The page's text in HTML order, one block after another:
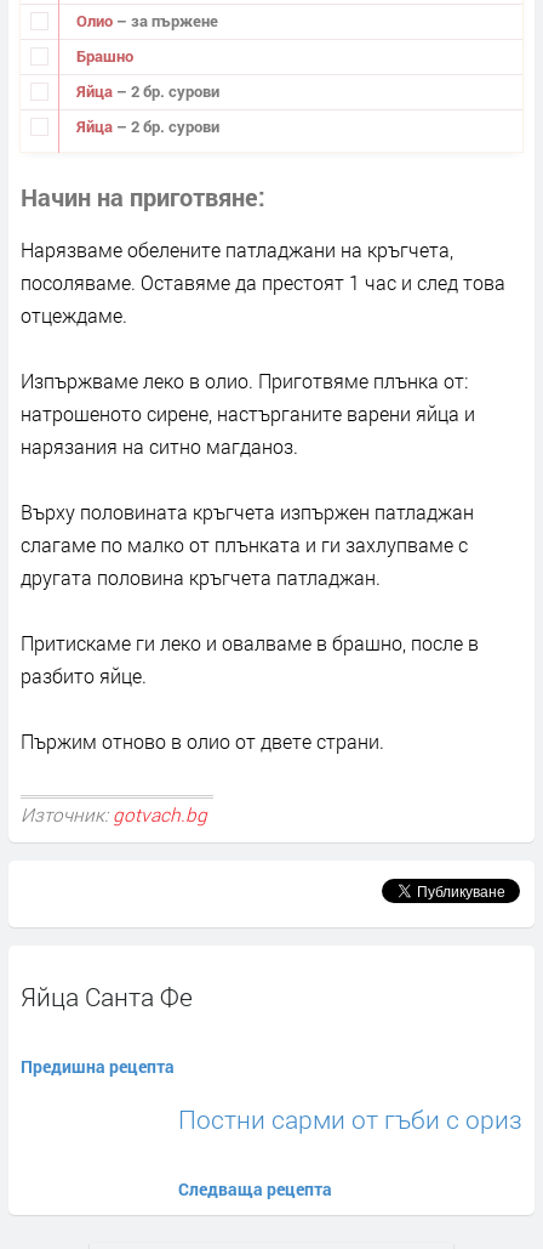
Олио – за пържене
Брашно
Яйца – 2 бр. сурови
Яйца – 2 бр. сурови
Начин на приготвяне
Нарязваме обелените патладжани на кръгчета,
посоляваме. Оставяме да престоят 1 час и след това
отцеждаме.
Изпържваме леко в олио. Приготвяме плънка от:
натрошеното сирене, настърганите варени яйца и
нарязания на ситно магданоз.
Върху половината кръгчета изпържен патладжан
слагаме по малко от плънката и ги захлупваме с
другата половина кръгчета патладжан.
Притискаме ги леко и овалваме в брашно, после в
разбито яйце.
Пържим отново в олио от двете страни.
Източник: gotvach.bg
Яйца Санта Фе
Предишна рецепта
Постни сарми от гъби с ориз
Следваща рецепта